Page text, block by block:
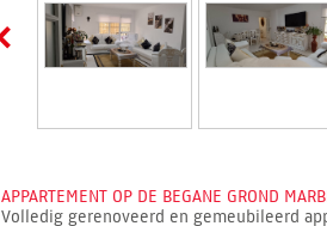
APPARTEMENT OP DE BEGANE GROND
Volledig gerenoveerd en gemeubileerd